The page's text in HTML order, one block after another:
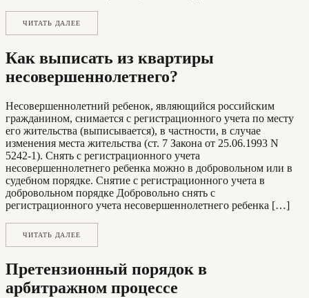
ЧИТАТЬ ДАЛЕЕ
Как выписать из квартиры
несовершеннолетнего?
Несовершеннолетний ребенок, являющийся российским
гражданином, снимается с регистрационного учета по месту
его жительства (выписывается), в частности, в случае
изменения места жительства (ст. 7 Закона от 25.06.1993 N
5242-1). Снять с регистрационного учета
несовершеннолетнего ребенка можно в добровольном или в
судебном порядке. Снятие с регистрационного учета в
добровольном порядке Добровольно снять с
регистрационного учета несовершеннолетнего ребенка […]
ЧИТАТЬ ДАЛЕЕ
Претензионный порядок в
арбитражном процессе